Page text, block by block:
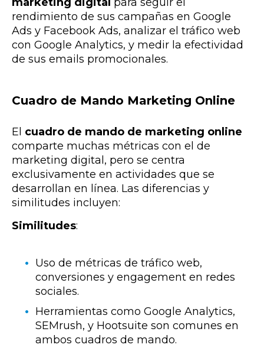
marketing digital para seguir el
rendimiento de sus campañas en Google
Ads y Facebook Ads, analizar el tráfico web
con Google Analytics, y medir la efectividad
de sus emails promocionales.
Cuadro de Mando Marketing Online
El cuadro de mando de marketing online
comparte muchas métricas con el de
marketing digital, pero se centra
exclusivamente en actividades que se
desarrollan en línea. Las diferencias y
similitudes incluyen:
Similitudes:
Uso de métricas de tráfico web,
conversiones y engagement en redes
sociales.
Herramientas como Google Analytics,
SEMrush, y Hootsuite son comunes en
ambos cuadros de mando.